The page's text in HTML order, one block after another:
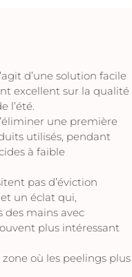
d’une solution facile
excellent sur la qualité
l’été.
une première
utilisés, pendant
à faible
pas d’éviction
un éclat qui,
des mains avec
plus intéressant
où les peelings plus